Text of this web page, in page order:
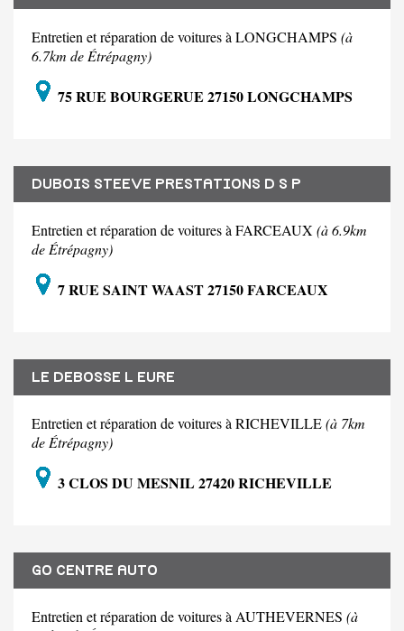
Entretien et réparation de voitures à LONGCHAMPS (à
6.7km de Étrépagny)
75 RUE BOURGERUE 27150 LONGCHAMPS
DUBOIS STEEVE PRESTATIONS D S P
Entretien et réparation de voitures à FARCEAUX (à 6.9km
de Étrépagny)
7 RUE SAINT WAAST 27150 FARCEAUX
LE DEBOSSE L EURE
Entretien et réparation de voitures à RICHEVILLE(à 7km
de Étrépagny)
3 CLOS DU MESNIL 27420 RICHEVILLE
GO CENTRE AUTO
Entretien et réparation de voitures à AUTHEVERNES (à